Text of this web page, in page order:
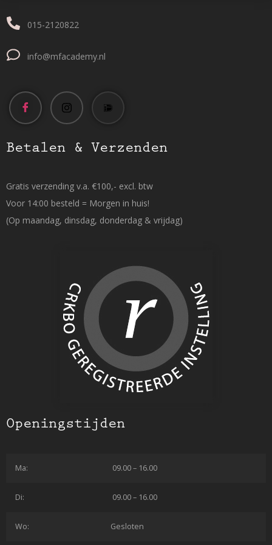
015-2120822
info@mfacademy.nl
Betalen & Verzenden
Gratis verzending v.a. €100,- excl. btw
Voor 14:00 besteld = Morgen in huis!
(Op maandag, dinsdag, donderdag & vrijdag)
Openingstijden
Ma: 09.00 – 16.00
Di: 09.00 – 16.00
Wo: Gesloten